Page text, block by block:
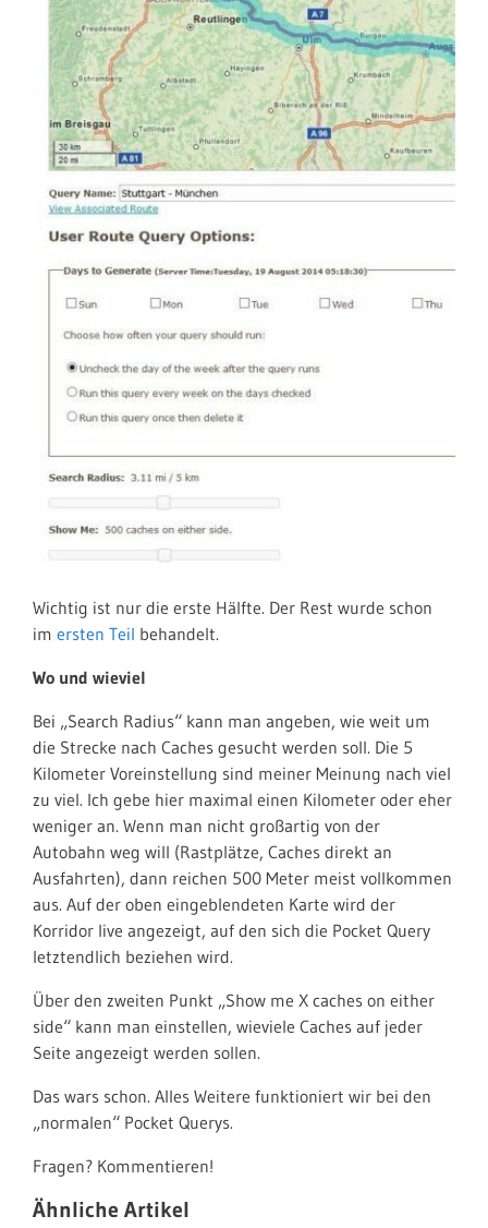
Wichtig ist nur die erste Hälfte. Der Rest wurde schon
im ersten Teil behandelt.
Wo und wieviel
Bei „Search Radius“ kann man angeben, wie weit um
die Strecke nach Caches gesucht werden soll. Die 5
Kilometer Voreinstellung sind meiner Meinung nach viel
zu viel. Ich gebe hier maximal einen Kilometer oder eher
weniger an. Wenn man nicht großartig von der
Autobahn weg will (Rastplätze, Caches direkt an
Ausfahrten), dann reichen 500 Meter meist vollkommen
aus. Auf der oben eingeblendeten Karte wird der
Korridor live angezeigt, auf den sich die Pocket Query
letztendlich beziehen wird.
Über den zweiten Punkt „Show me X caches on either
side“ kann man einstellen, wieviele Caches auf jeder
Seite angezeigt werden sollen.
Das wars schon. Alles Weitere funktioniert wir bei den
„normalen“ Pocket Querys.
Fragen? Kommentieren!
Ähnliche Artikel